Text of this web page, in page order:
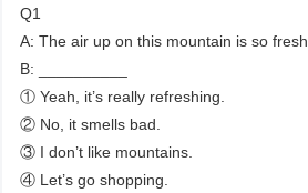
Q1
A: The air up on this mountain is so fresh.
B: __________
① Yeah, it’s really refreshing.
② No, it smells bad.
③ I don’t like mountains.
④ Let’s go shopping.